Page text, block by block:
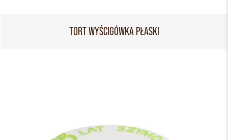
TORT WYŚCIGÓWKA PŁASKI